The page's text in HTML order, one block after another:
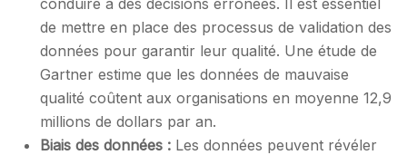
conduire à des décisions erronées. Il est essentiel
de mettre en place des processus de validation des
données pour garantir leur qualité. Une étude de
Gartner estime que les données de mauvaise
qualité coûtent aux organisations en moyenne 12,9
millions de dollars par an.
Biais des données : Les données peuvent révéler